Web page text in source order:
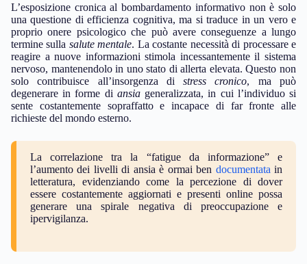
L’esposizione cronica al bombardamento informativo non è solo
una questione di efficienza cognitiva, ma si traduce in un vero e
proprio onere psicologico che può avere conseguenze a lungo
termine sulla salute mentale. La costante necessità di processare e
reagire a nuove informazioni stimola incessantemente il sistema
nervoso, mantenendolo in uno stato di allerta elevata. Questo non
solo contribuisce all’insorgenza distress cronico, ma può
degenerare in forme di ansiageneralizzata, in cui l’individuo si
sente costantemente sopraffatto e incapace di far fronte alle
richieste del mondo esterno.
La correlazione tra la “fatigue da informazione” e
l’aumento dei livelli di ansia è ormai ben documentata in
letteratura, evidenziando come la percezione di dover
essere costantemente aggiornati e presenti online possa
generare una spirale negativa di preoccupazione e
ipervigilanza.